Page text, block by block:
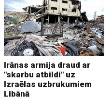
Irānas armija draud ar
"skarbu atbildi" uz
Izraēlas uzbrukumiem
Libānā